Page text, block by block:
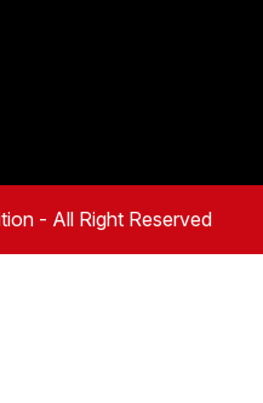
- All Right Reserved